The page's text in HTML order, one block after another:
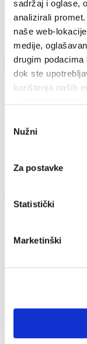
sadržaj i oglase,
analizirali
naše web-
medije,
drugim
dok ste
korištenja naših
pristanka
Nužni
Za postavke
Statistički
Marketinški
info@baskavoda.hr
Spiagge
Home Cosa vedere?
La spiaggia di
Docce
Lettini
Dal ruscello al molo
Cabine